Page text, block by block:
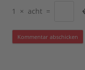
1 × acht =